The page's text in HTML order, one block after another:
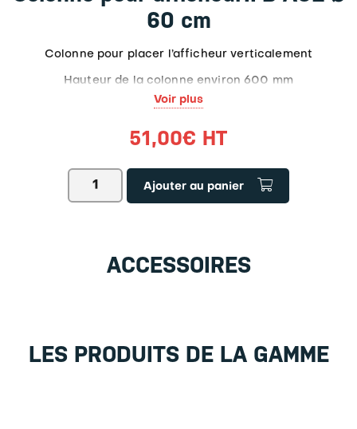
60 cm
Colonne pour placer l’afficheur verticalement
Hauteur de la colonne environ 600 mm
Voir plus
51,00€ HT
Colonne
Ajouter au panier
ACCESSOIRES
LES PRODUITS DE LA GAMME